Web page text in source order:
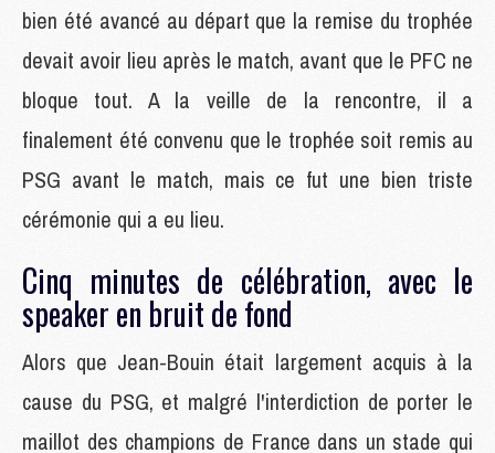
bien été avancé au départ que la remise du trophée
devait avoir lieu après le match, avant que le PFC ne
bloque tout. A la veille de la rencontre, il a
finalement été convenu que le trophée soit remis au
PSG avant le match, mais ce fut une bien triste
cérémonie qui a eu lieu.
Cinq minutes de célébration, avec le
speaker en bruit de fond
Alors que Jean-Bouin était largement acquis à la
cause du PSG, et malgré l'interdiction de porter le
maillot des champions de France dans un stade qui